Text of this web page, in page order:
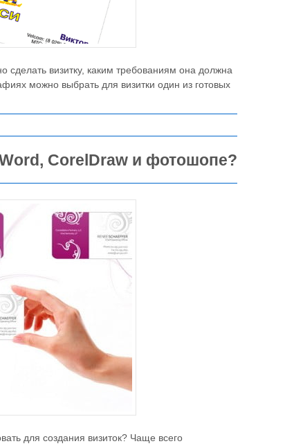
сделать визитку, каким требованиям она должна
можно выбрать для визитки один из готовых
CorelDraw и фотошопе?
для создания визиток? Чаще всего